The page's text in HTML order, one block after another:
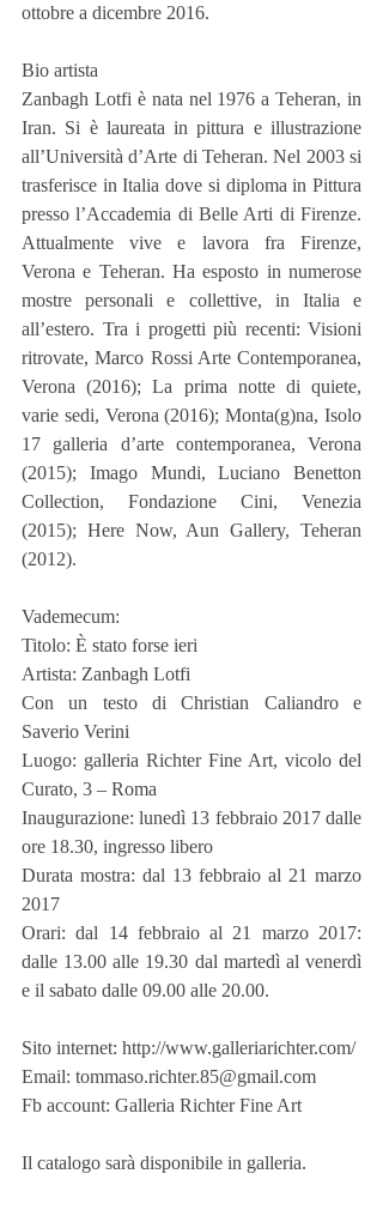
ottobre a dicembre 2016.
Bio artista
Zanbagh Lotfi è nata nel 1976 a Teheran, in
Iran. Si è laureata in pittura e illustrazione
all’Università d’Arte di Teheran. Nel 2003 si
trasferisce in Italia dove si diploma in Pittura
presso l’Accademia di Belle Arti di Firenze.
Attualmente vive e lavora fra Firenze,
Verona e Teheran. Ha esposto in numerose
mostre personali e collettive, in Italia e
all’estero. Tra i progetti più recenti: Visioni
ritrovate, Marco Rossi Arte Contemporanea,
Verona (2016); La prima notte di quiete,
varie sedi, Verona (2016); Monta(g)na, Isolo
17 galleria d’arte contemporanea, Verona
(2015); Imago Mundi, Luciano Benetton
Collection, Fondazione Cini, Venezia
(2015); Here Now, Aun Gallery, Teheran
(2012).
Vademecum:
Titolo: È stato forse ieri
Artista: Zanbagh Lotfi
Con un testo di Christian Caliandro e
Saverio Verini
Luogo: galleria Richter Fine Art, vicolo del
Curato, 3 – Roma
Inaugurazione: lunedì 13 febbraio 2017 dalle
ore 18.30, ingresso libero
Durata mostra: dal 13 febbraio al 21 marzo
2017
Orari: dal 14 febbraio al 21 marzo 2017:
dalle 13.00 alle 19.30 dal martedì al venerdì
e il sabato dalle 09.00 alle 20.00.
Sito internet: http://www.galleriarichter.com/
Email: tommaso.richter.85@gmail.com
Fb account: Galleria Richter Fine Art
Il catalogo sarà disponibile in galleria.